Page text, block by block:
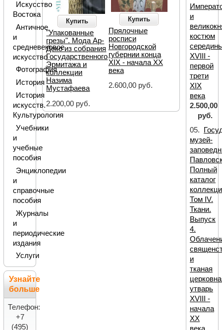
Купить
"Упакованные
грезы". Мода Ар-
Деко из собрания
Государственного
Эрмитажа и
коллекции
Назима
Мустафаева
2.200,00 руб.
Купить
Прялочные
росписи
Новгородской
губернии конца
XIX - начала XX
века
2.600,00 руб.
Искусство
Востока
Античное
и
средневековое
искусство
Фотография
История
История
искусств.
Культурология
Учебники
и
учебные
пособия
Энциклопедии
и
справочные
пособия
Журналы
и
периодические
издания
Услуги
Узнайте
больше
Телефон:
+7
(495)
и
костюм
XVIII -
первой
трети
XIX
века
2.500,00
руб.
05.
музей-
Полный
каталог
Том IV.
Ткани.
Выпуск
4.
и
тканая
утварь
XVIII -
начала
ХХ
века